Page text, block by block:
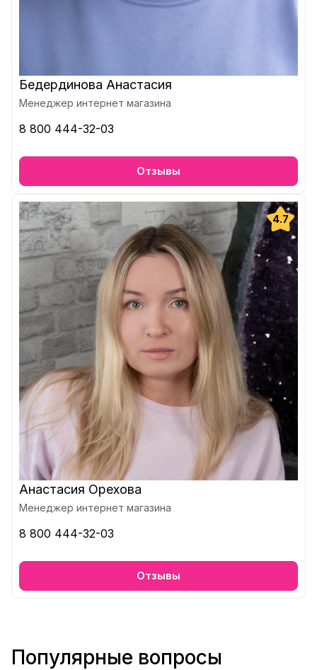
Бедердинова Анастасия
Менеджер интернет магазина
8 800 444-32-03
Отзывы
4.7
Анастасия Орехова
Менеджер интернет магазина
8 800 444-32-03
Отзывы
Популярные вопросы